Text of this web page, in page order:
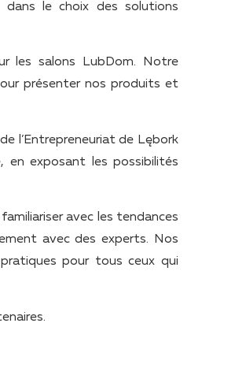
dans le choix des solutions
les salons LubDom. Notre
présenter nos produits et
l’Entrepreneuriat de Lębork
exposant les possibilités
avec les tendances
avec des experts. Nos
pour tous ceux qui